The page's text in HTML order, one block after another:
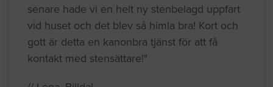
senare hade vi en helt ny stenbelagd uppfart
vid huset och det blev så himla bra! Kort och
gott är detta en kanonbra tjänst för att få
kontakt med stensättare!"